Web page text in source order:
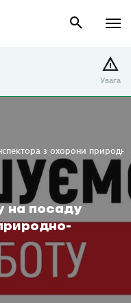
Увага
на посаду
з охорони